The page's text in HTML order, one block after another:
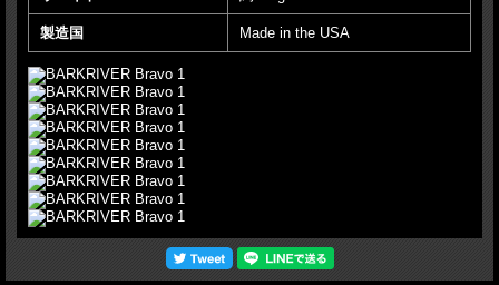
■ブレードマテリアル：CPM-CruWear
■ブレードハードネス：60-61HRC
■ハンドルマテリアル：Ghost Green Jade G-10
■シースマテリアル：Leather
■ウエイト：約284g
■Made in the USA
■BARK RIVER KNIVES【バークリバー・ナイブス】■ 「ブラボー1」【Cru-
Wear】【ジェードG-10】 【ブルーライナー】BRAVO 1 フィールド フィックスド
アメリカ製 ■新品■
＊写真、動画はサンプルとなります
製造国 Made in the USA